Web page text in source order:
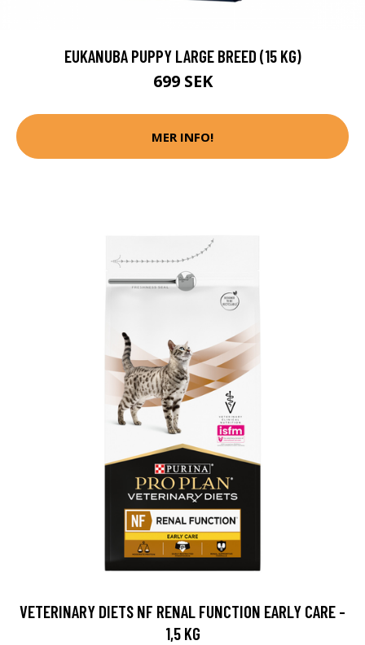
EUKANUBA PUPPY LARGE BREED (15 KG)
699 SEK
MER INFO!
VETERINARY DIETS NF RENAL FUNCTION EARLY CARE -
1,5 KG